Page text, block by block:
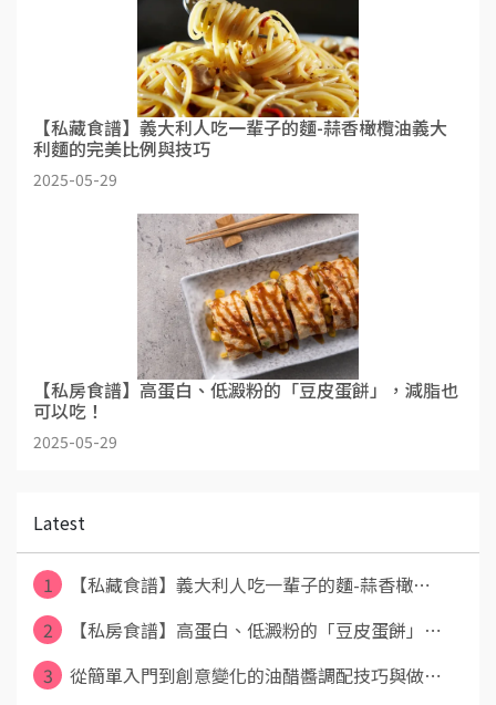
【私藏食譜】義大利人吃一輩子的麵-蒜香橄欖油義大
利麵的完美比例與技巧
2025-05-29
【私房食譜】高蛋白、低澱粉的「豆皮蛋餅」，減脂也
可以吃！
2025-05-29
Latest
1
【私藏食譜】義大利人吃一輩子的麵-蒜香橄⋯
2
【私房食譜】高蛋白、低澱粉的「豆皮蛋餅」⋯
3
從簡單入門到創意變化的油醋醬調配技巧與做⋯